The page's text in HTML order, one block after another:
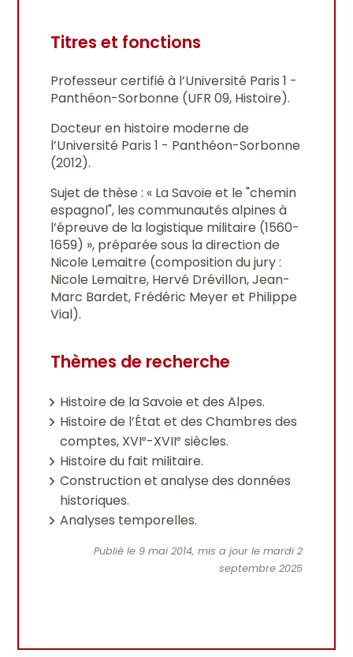
Titres et fonctions
Professeur certifié à l’Université Paris 1 -
Panthéon-Sorbonne (UFR 09, Histoire).
Docteur en histoire moderne de
l’Université Paris 1 - Panthéon-Sorbonne
(2012).
Sujet de thèse : « La Savoie et le "chemin
espagnol", les communautés alpines à
l’épreuve de la logistique militaire (1560-
1659) », préparée sous la direction de
Nicole Lemaitre (composition du jury :
Nicole Lemaitre, Hervé Drévillon, Jean-
Marc Bardet, Frédéric Meyer et Philippe
Vial).
Thèmes de recherche
Histoire de la Savoie et des Alpes.
Histoire de l’État et des Chambres des
comptes, XVIe-XVIIe siècles.
Histoire du fait militaire.
Construction et analyse des données
historiques.
Analyses temporelles.
Publié le 9 mai 2014, mis a jour le mardi 2
septembre 2025